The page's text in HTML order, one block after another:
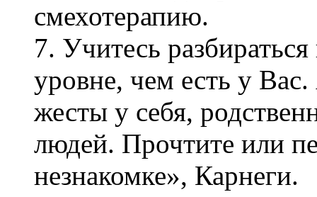
смехотерапию.
7. Учитесь
уровне, чем есть у
жесты у себя,
людей. Прочтите или
незнакомке», Карнеги.